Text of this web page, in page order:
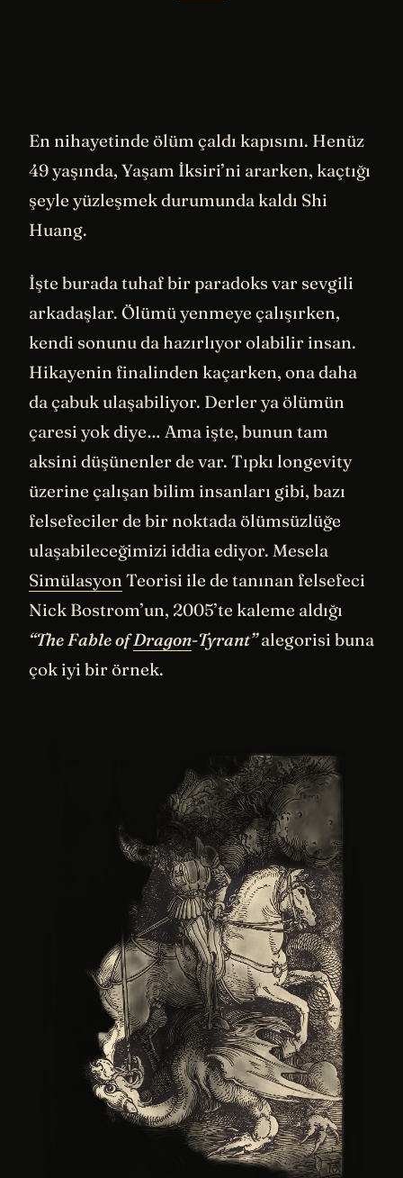
En nihayetinde ölüm çaldı kapısını. Henüz
49 yaşında, Yaşam İksiri’ni ararken, kaçtığı
şeyle yüzleşmek durumunda kaldı Shi
Huang.
İşte burada tuhaf bir paradoks var sevgili
arkadaşlar. Ölümü yenmeye çalışırken,
kendi sonunu da hazırlıyor olabilir insan.
Hikayenin finalinden kaçarken, ona daha
da çabuk ulaşabiliyor. Derler ya ölümün
çaresi yok diye… Ama işte, bunun tam
aksini düşünenler de var. Tıpkı longevity
üzerine çalışan bilim insanları gibi, bazı
felsefeciler de bir noktada ölümsüzlüğe
ulaşabileceğimizi iddia ediyor. Mesela
Simülasyon Teorisi ile de tanınan felsefeci
Nick Bostrom’un, 2005’te kaleme aldığı
“The Fable ofDragon-Tyrant”alegorisi buna
çok iyi bir örnek.